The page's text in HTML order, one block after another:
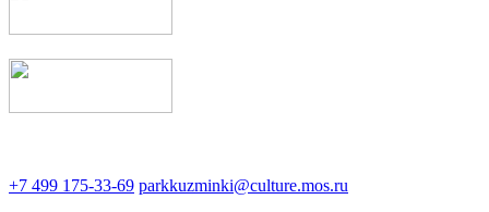
+7 499 175-33-69 parkkuzminki@culture.mos.ru